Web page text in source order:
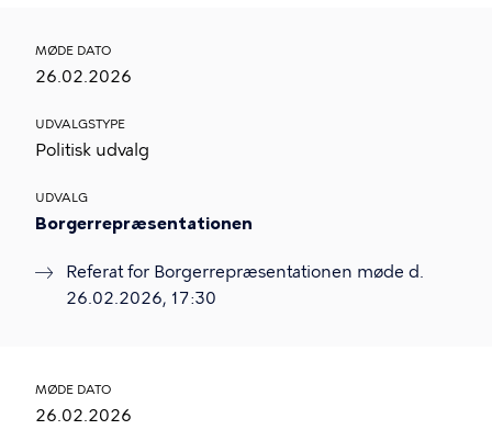
MØDE DATO
26.02.2026
UDVALGSTYPE
Politisk udvalg
UDVALG
Borgerrepræsentationen
Referat for Borgerrepræsentationen møde d.
26.02.2026, 17:30
MØDE DATO
26.02.2026